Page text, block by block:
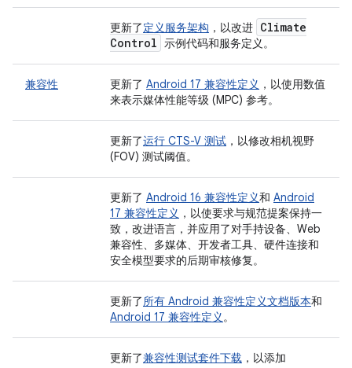
更新了定义服务架构 ，以改进 Climate
Control 示例代码和服务定义。
兼容性 更新了 Android 17 兼容性定义 ，以使用数值
来表示媒体性能等级 (MPC) 参考。
更新了运行 CTS-V 测试 ，以修改相机视野
(FOV) 测试阈值。
更新了 Android 16 兼容性定义和 Android
17 兼容性定义 ，以使要求与规范提案保持一
致，改进语言，并应用了对手持设备、Web
兼容性、多媒体、开发者工具、硬件连接和
安全模型要求的后期审核修复。
更新了所有 Android 兼容性定义文档版本和
Android 17 兼容性定义。
更新了兼容性测试套件下载 ，以添加